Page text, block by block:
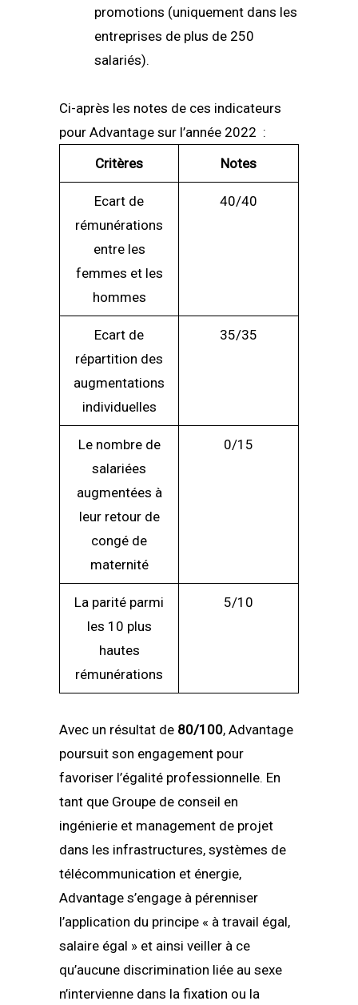
promotions (uniquement dans les
entreprises de plus de 250
salariés).
Ci-après les notes de ces indicateurs
pour Advantage sur l’année 2022 :
Critères
Notes
Ecart de
rémunérations
entre les
femmes et les
hommes
40/40
Ecart de
répartition des
augmentations
individuelles
35/35
Le nombre de
salariées
augmentées à
leur retour de
congé de
maternité
0/15
La parité parmi
les 10 plus
hautes
rémunérations
5/10
Avec un résultat de 80/100, Advantage
poursuit son engagement pour
favoriser l’égalité professionnelle. En
tant que Groupe de conseil en
ingénierie et management de projet
dans les infrastructures, systèmes de
télécommunication et énergie,
Advantage s’engage à pérenniser
l’application du principe « à travail égal,
salaire égal » et ainsi veiller à ce
qu’aucune discrimination liée au sexe
n’intervienne dans la fixation ou la